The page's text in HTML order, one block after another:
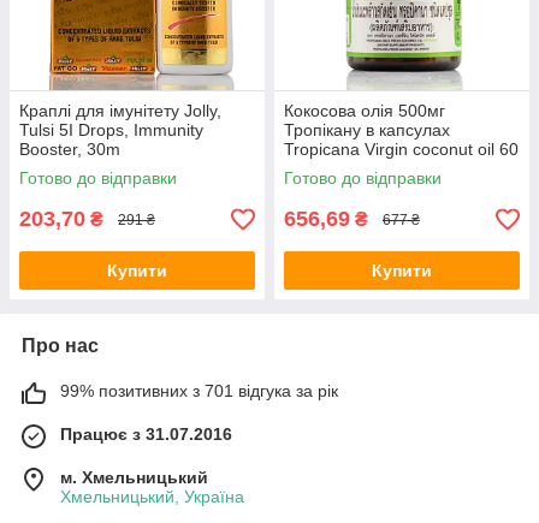
Краплі для імунітету Jolly,
Tulsi 5I Drops, Immunity
Booster, 30m
Готово до відправки
203,70 ₴ 291 ₴
Купити
Кокосова олія 500мг
Тропікану в капсулах
Tropicana Virgin coconut oil 60
капсул
Готово до відправки
656,69 ₴ 677 ₴
Купити
Про нас
99% позитивних з 701 відгука за рік
Працює з 31.07.2016
м. Хмельницький
Хмельницький, Україна